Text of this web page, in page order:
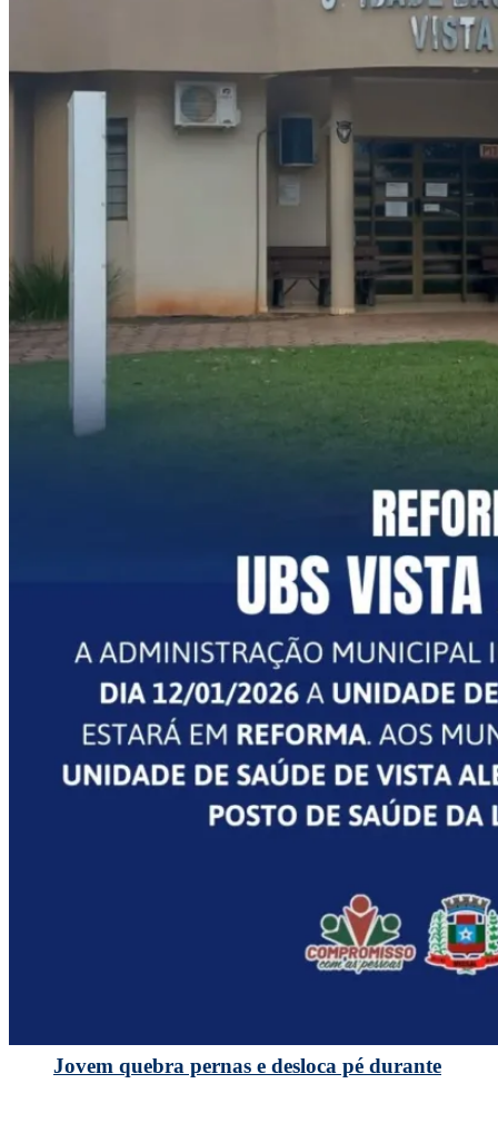
taipulândia investe R$ 58 mil em nova grade
aradora para fortalecer a agricultura local
Chuva causa transtornos em Foz do Iguaçu
Chuva tomou conta de ruas e avenidas da
Missal cumpre com legislação e faz prestação de
contas durante Audiência Pública
Jovem quebra pernas e desloca pé durante